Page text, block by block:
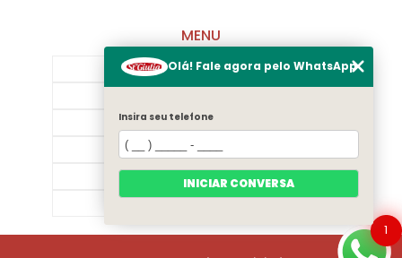
MENU
Início
Galeria
Contato
Categorias
Mapa do site
1
Olá! Fale agora pelo WhatsApp
Insira seu telefone
INICIAR CONVERSA